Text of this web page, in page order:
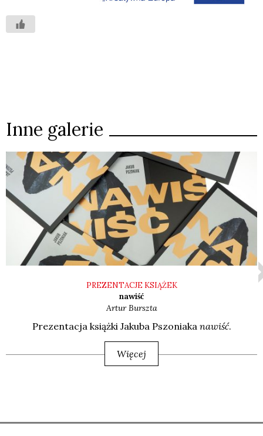
Inne galerie
PREZENTACJE KSIĄŻEK
nawiść
ArturBurszta
Pre­zen­ta­cja książ­ki Jaku­ba Pszo­nia­ka nawiść.
Więcej